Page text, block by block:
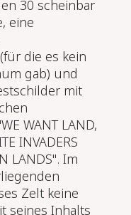
30 scheinbar
eine
die es kein
gab) und
mit
WANT LAND,
INVADERS
LANDS". Im
Zelt keine
seines Inhalts